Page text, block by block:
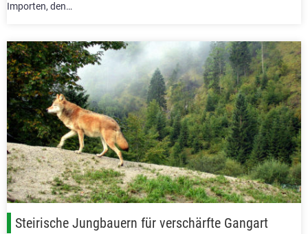
Importen, den…
Steirische Jungbauern für verschärfte Gangart